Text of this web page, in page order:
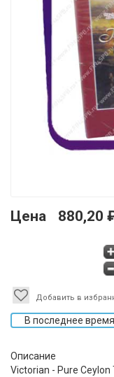
Цена 880,20
Добавить в
В последнее время
Описание
Victorian - Pure